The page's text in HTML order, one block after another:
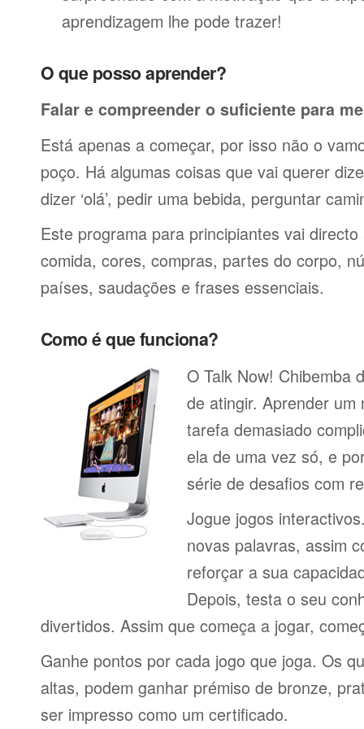
aprendizagem lhe pode trazer!
O que posso aprender?
Falar e compreender o suficiente para
Está apenas a começar, por isso não o
poço. Há algumas coisas que vai querer
dizer ‘olá’, pedir uma bebida, perguntar
Este programa para principiantes vai
comida, cores, compras, partes do corpo,
países, saudações e frases essenciais.
Como é que funciona?
O Talk Now! Chibemba
de atingir. Aprender um
tarefa demasiado
ela de uma vez só, e
série de desafios com
Jogue jogos
novas palavras, assim
reforçar a sua
Depois, testa o seu
divertidos. Assim que começa a jogar,
Ganhe pontos por cada jogo que joga. Os
altas, podem ganhar prémiso de bronze,
ser impresso como um certificado.